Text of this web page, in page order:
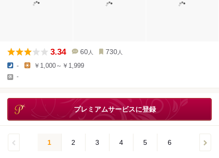
3.34 60 人 730 人
- ￥1,000～￥1,999
-
プレミアムサービスに登録
1 2 3 4 5 6